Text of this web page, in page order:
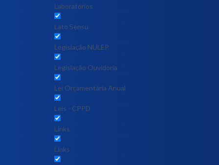
Laboratórios
Lato Sensu
Legislação NULEP
Legislação Ouvidoria
Lei Orçamentária Anual
Leis - CPPD
Links
Links